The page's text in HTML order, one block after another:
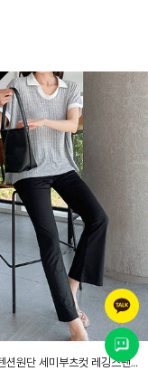
션원단 세미부츠컷 레깅스팬